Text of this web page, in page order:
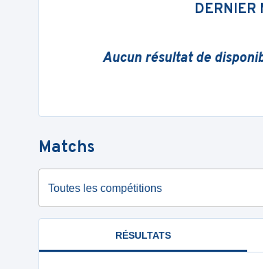
DERNIER
Aucun résultat de
Matchs
Toutes les compétitions
RÉSULTATS